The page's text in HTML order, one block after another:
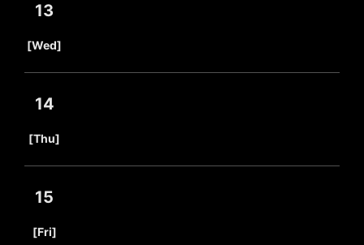
13
[Wed]
14
[Thu]
15
[Fri]